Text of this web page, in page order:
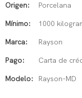
Origen: Porcelana
Mínimo: 1000
Marca: Rayson
Pago: Carta de
Modelo: Rayson-MD